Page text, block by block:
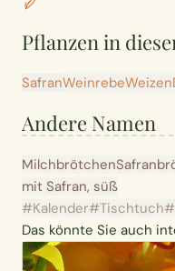
Pflanzen in
SafranWeinrebeWeizen
Andere Namen
Milchbrötchen
mit Safran, süß
#Kalender#Tischtuch
Das könnte Sie auch